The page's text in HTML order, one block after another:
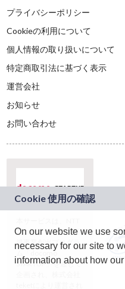
プライバシーポリシー
Cookieの利用について
個人情報の取り扱いについて
特定商取引法に基づく表示
運営会社
お知らせ
お問い合わせ
ドコモグループの新
規事業創出プログラ
ム「docomo
STARTUP」を通じて
On our website we use
necessary for our site to
information about how